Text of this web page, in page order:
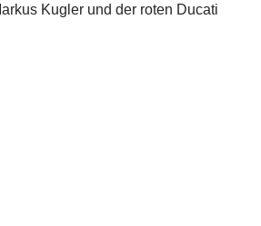
Kugler und der roten Ducati